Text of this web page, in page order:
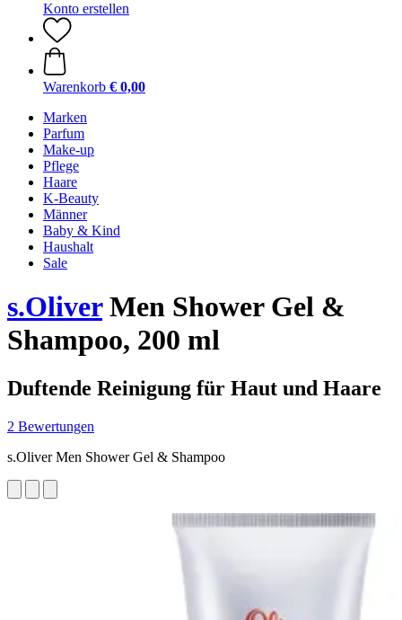
Konto erstellen
Warenkorb € 0,00
Marken
Parfum
Make-up
Pflege
Haare
K-Beauty
Männer
Baby & Kind
Haushalt
Sale
s.OliverMen Shower Gel &
Shampoo, 200 ml
Duftende Reinigung für Haut und Haare
2 Bewertungen
s.Oliver Men Shower Gel & Shampoo